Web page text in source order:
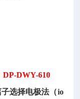
DP-DWY-610
选择电极法（io